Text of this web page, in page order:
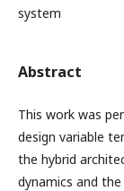
system
Abstract
This work was
design variable
the hybrid
dynamics and